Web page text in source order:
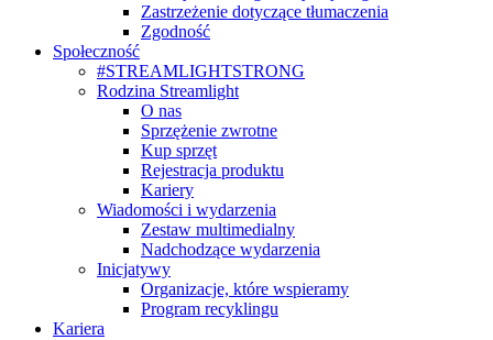
Zastrzeżenie dotyczące tłumaczenia
Zgodność
Społeczność
#STREAMLIGHTSTRONG
Rodzina Streamlight
O nas
Sprzężenie zwrotne
Kup sprzęt
Rejestracja produktu
Kariery
Wiadomości i wydarzenia
Zestaw multimedialny
Nadchodzące wydarzenia
Inicjatywy
Organizacje, które wspieramy
Program recyklingu
Kariera